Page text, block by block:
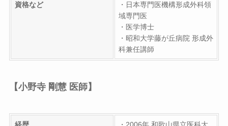
資格など
・日本専門医機構形成外科領
域専門医
・医学博士
・昭和大学藤が丘病院 形成外
科兼任講師
【小野寺 剛慧 医師】